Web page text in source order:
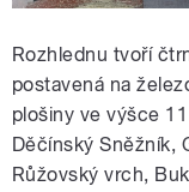
Rozhlednu tvoří
postavená na
plošiny ve výšce
Děčínský Sněžník,
Růžovský vrch,